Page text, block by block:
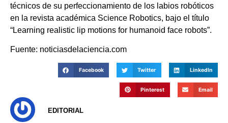
técnicos de su perfeccionamiento de los labios robóticos
en la revista académica Science Robotics, bajo el título
“Learning realistic lip motions for humanoid face robots”.
Fuente: noticiasdelaciencia.com
Facebook Twitter LinkedIn
Pinterest Email
EDITORIAL